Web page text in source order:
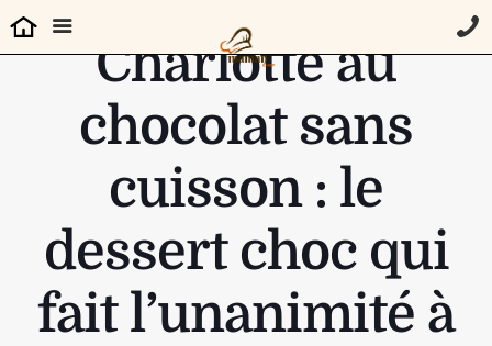
Charlotte au
chocolat sans
cuisson : le
dessert choc qui
fait l’unanimité à